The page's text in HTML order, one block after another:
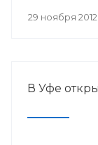
29 ноября 2012
В Уфе